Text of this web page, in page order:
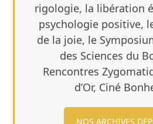
rigologie, la libération
psychologie positive,
de la joie, le
des Sciences du
Rencontres
d’Or, Ciné
NOS ARCHIVES